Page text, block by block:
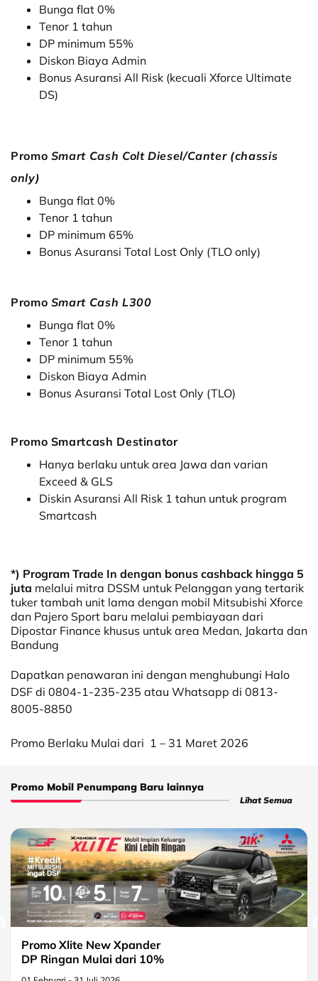
Bunga flat 0%
Tenor 1 tahun
DP minimum 55%
Diskon Biaya Admin
Bonus Asuransi All Risk (kecuali Xforce Ultimate
DS)
Promo Smart Cash Colt Diesel/Canter (chassis
only)
Bunga flat 0%
Tenor 1 tahun
DP minimum 65%
Bonus Asuransi Total Lost Only (TLO only)
Promo Smart Cash L300
Bunga flat 0%
Tenor 1 tahun
DP minimum 55%
Diskon Biaya Admin
Bonus Asuransi Total Lost Only (TLO)
Promo Smartcash Destinator
Hanya berlaku untuk area Jawa dan varian
Exceed & GLS
Diskin Asuransi All Risk 1 tahun untuk program
Smartcash
*) Program Trade In dengan bonus cashback hingga 5
juta melalui mitra DSSM untuk Pelanggan yang tertarik
tuker tambah unit lama dengan mobil Mitsubishi Xforce
dan Pajero Sport baru melalui pembiayaan dari
Dipostar Finance khusus untuk area Medan, Jakarta dan
Bandung
Dapatkan penawaran ini dengan menghubungi Halo
DSF di 0804-1-235-235 atau Whatsapp di 0813-
8005-8850
Promo Berlaku Mulai dari 1 – 31 Maret 2026
Promo Mobil Penumpang Baru lainnya
Lihat Semua
Promo Xlite New Xpander
DP Ringan Mulai dari 10%